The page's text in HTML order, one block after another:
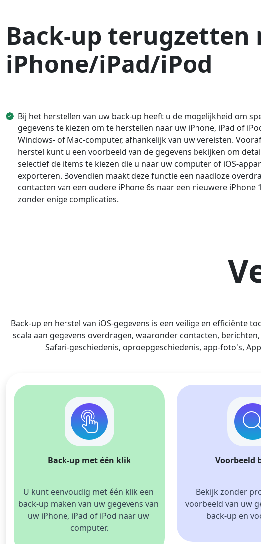
Back-up terugzetten
iPhone/iPad/iPod
Bij het herstellen van uw back-up heeft u de mogelijkheid om
gegevens te kiezen om te herstellen naar uw iPhone, iPad of
Windows- of Mac-computer, afhankelijk van uw vereisten.
herstel kunt u een voorbeeld van de gegevens bekijken om
selectief de items te kiezen die u naar uw computer of iOS-
exporteren. Bovendien maakt deze functie een naadloze
contacten van een oudere iPhone 6s naar een nieuwere iPhone
zonder enige complicaties.
Back-up en herstel van iOS-gegevens is een veilige en efficiënte
scala aan gegevens overdragen, waaronder contacten,
Safari-geschiedenis, oproepgeschiedenis, app-foto's,
Back-up met één klik
U kunt eenvoudig met één klik een
back-up maken van uw gegevens van
uw iPhone, iPad of iPod naar uw
computer.
Voorbeeld
Bekijk zonder
voorbeeld van uw
back-up en
Italiano
Dansk